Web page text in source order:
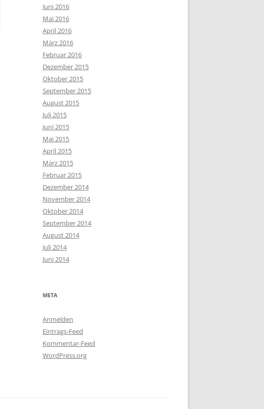
Juni 2016
Mai 2016
April 2016
März 2016
Februar 2016
Dezember 2015
Oktober 2015
September 2015
August 2015
Juli 2015
Juni 2015
Mai 2015
April 2015
März 2015
Februar 2015
Dezember 2014
November 2014
Oktober 2014
September 2014
August 2014
Juli 2014
Juni 2014
META
Anmelden
Eintrags-Feed
Kommentar-Feed
WordPress.org